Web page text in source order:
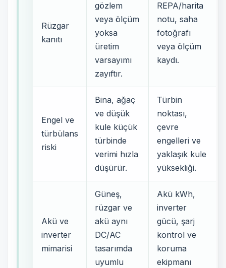
Rüzgar
kanıtı
gözlem
veya ölçüm
yoksa
üretim
varsayımı
zayıftır.
REPA/harita
notu, saha
fotoğrafı
veya ölçüm
kaydı.
Engel ve
türbülans
riski
Bina, ağaç
ve düşük
kule küçük
türbinde
verimi hızla
düşürür.
Türbin
noktası,
çevre
engelleri ve
yaklaşık kule
yüksekliği.
Akü ve
inverter
mimarisi
Güneş,
rüzgar ve
akü aynı
DC/AC
tasarımda
uyumlu
Akü kWh,
inverter
gücü, şarj
kontrol ve
koruma
ekipmanı